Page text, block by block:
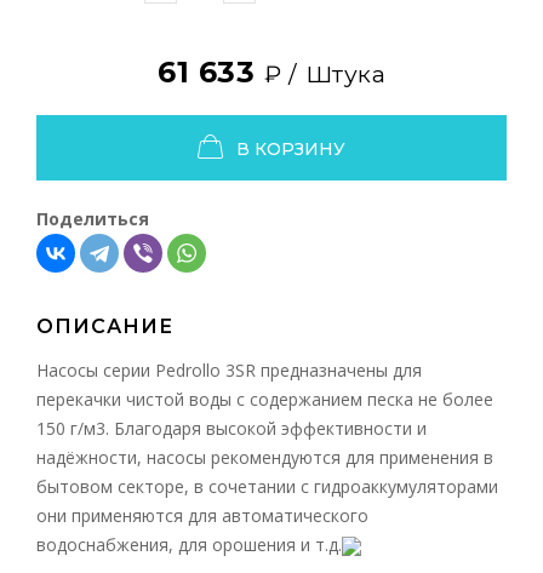
61 633 ₽ / Штука
В КОРЗИНУ
Поделиться
ОПИСАНИЕ
Насосы серии Pedrollo 3SR предназначены для
перекачки чистой воды с содержанием песка не более
150 г/м3. Благодаря высокой эффективности и
надёжности, насосы рекомендуются для применения в
бытовом секторе, в сочетании с гидроаккумуляторами
они применяются для автоматического
водоснабжения, для орошения и т.д.